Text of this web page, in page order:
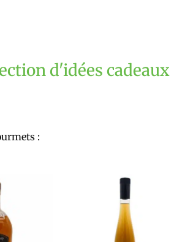
d'idées cadeaux
: